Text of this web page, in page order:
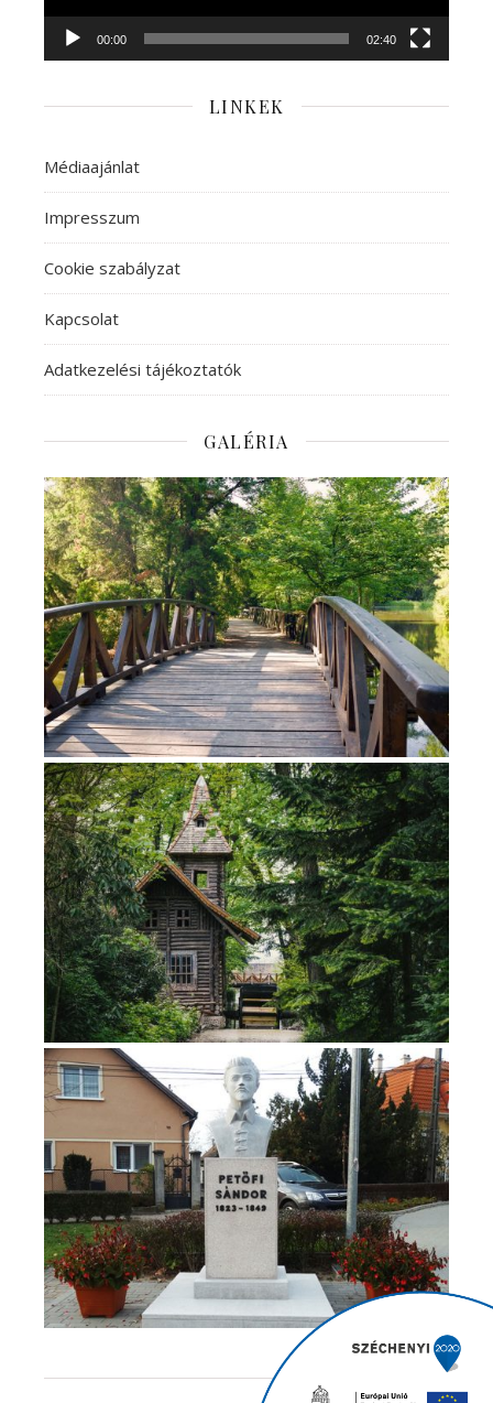
00:00 02:40
LINKEK
Médiaajánlat
Impresszum
Cookie szabályzat
Kapcsolat
Adatkezelési tájékoztatók
GALÉRIA